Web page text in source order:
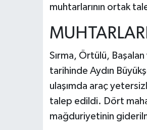
muhtarlarının ortak
Sırma, Örtülü,
tarihinde Aydın
ulaşımda araç
talep edildi. Dört
mağduriyetinin